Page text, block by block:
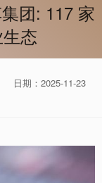
团: 117 家
态
日期：2025-11-23